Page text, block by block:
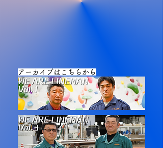
アーカイブはこちらから